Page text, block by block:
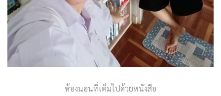
ห้องนอนที่เต็มไปด้วยหนังสือ